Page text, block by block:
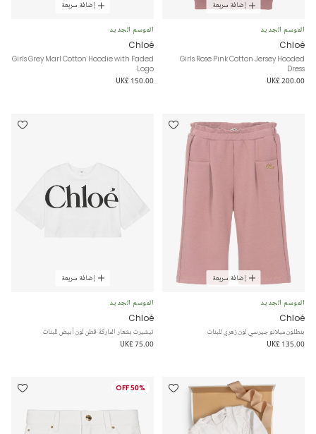
إضافة سريعة
الموسم الجديد
Chloé
Girls Rose Pink Cotton Jersey Hooded
Dress
UK£ 200.00
إضافة سريعة
الموسم الجديد
Chloé
Girls Grey Marl Cotton Hoodie with Faded
Logo
UK£ 150.00
إضافة سريعة
الموسم الجديد
Chloé
بنطلون ميلانو جيرسي لون زهري للبنات
UK£ 135.00
إضافة سريعة
الموسم الجديد
Chloé
تيشيرت بشعار الماركة قطن لون أبيض للبنات
UK£ 75.00
50% OFF